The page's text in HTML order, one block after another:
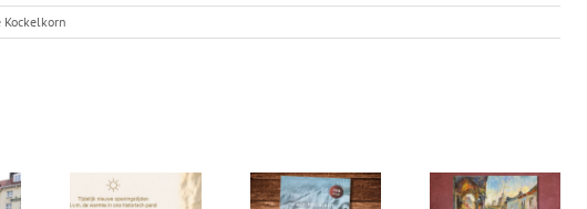
Kockelkorn